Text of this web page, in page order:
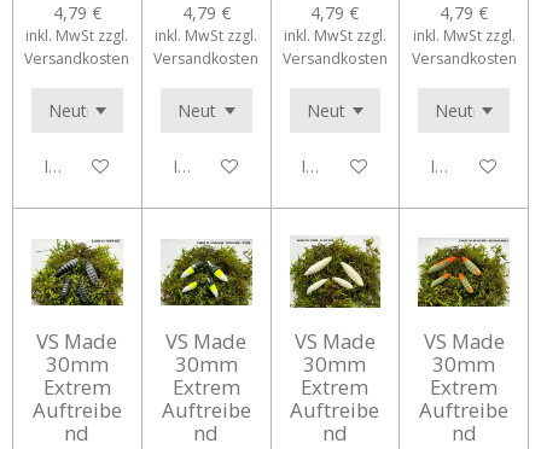
4,79 €
inkl. MwSt zzgl.
Versandkosten
In den Warenkorb
4,79 €
inkl. MwSt zzgl.
Versandkosten
In den Warenkorb
4,79 €
inkl. MwSt zzgl.
Versandkosten
In den Warenkorb
4,79 €
inkl. MwSt zzgl.
Versandkosten
In den
VS Made
30mm
Extrem
Auftreibe
nd
VS Made
30mm
Extrem
Auftreibe
nd
VS Made
30mm
Extrem
Auftreibe
nd
VS Made
30mm
Extrem
Auftreibe
nd